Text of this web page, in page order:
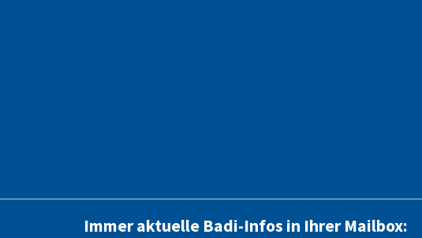
Immer aktuelle Badi-Infos in Ihrer Mailbox: